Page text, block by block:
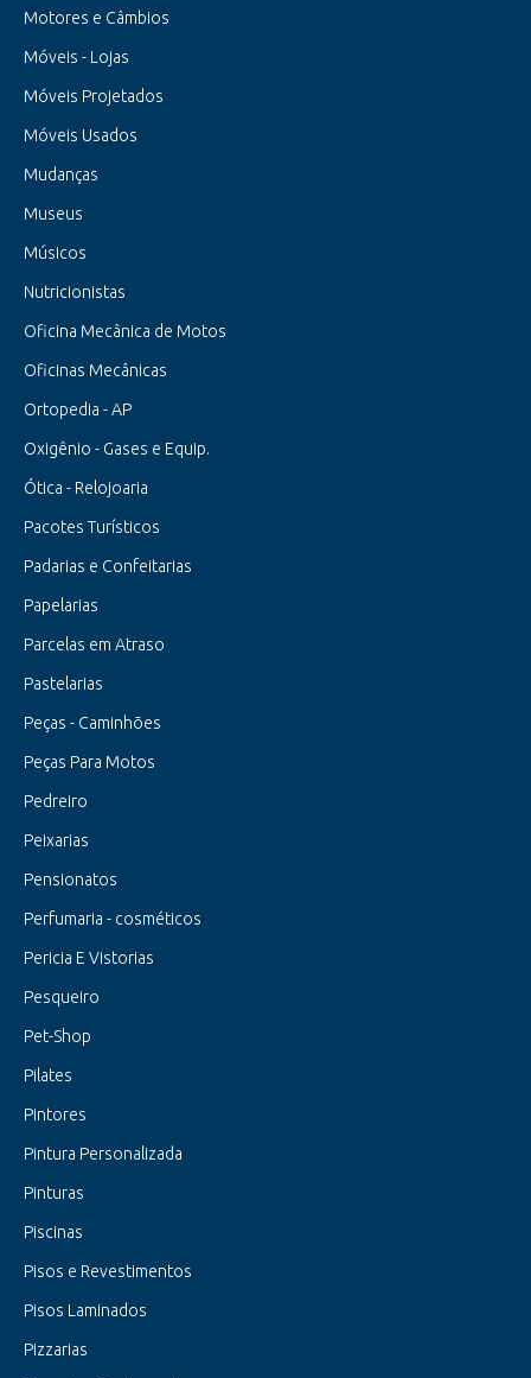
Motores e Câmbios
Móveis - Lojas
Móveis Projetados
Móveis Usados
Mudanças
Museus
Músicos
Nutricionistas
Oficina Mecânica de Motos
Oficinas Mecânicas
Ortopedia - AP
Oxigênio - Gases e Equip.
Ótica - Relojoaria
Pacotes Turísticos
Padarias e Confeitarias
Papelarias
Parcelas em Atraso
Pastelarias
Peças - Caminhões
Peças Para Motos
Pedreiro
Peixarias
Pensionatos
Perfumaria - cosméticos
Pericia E Vistorias
Pesqueiro
Pet-Shop
Pilates
Pintores
Pintura Personalizada
Pinturas
Piscinas
Pisos e Revestimentos
Pisos Laminados
Pizzarias